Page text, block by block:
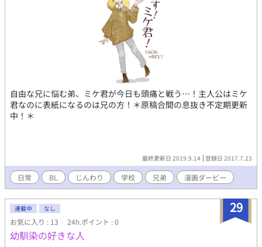
自由な兄に悩む弟、ミケ君が今日も頭痛と戦う…！主人公はミケ
君なのに表紙になるのは兄の方！＊原稿合間の息抜き不定期更新
中！＊
最終更新日 2019.9.14 登録日 2017.7.23
日常 BL じんわり 学校 兄弟 漫画ダービー
29
連載中 なし
お気に入り : 13 24h.ポイント : 0
幼馴染の好きな人